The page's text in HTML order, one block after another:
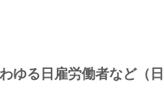
ゆる日雇労働者など（日